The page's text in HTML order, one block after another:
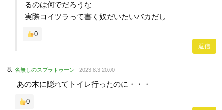
るのは何でだろうな
実際コイツラって書く奴だいたいバカだし
0
返信
名無しのスプラトゥーン 2023.8.3 20:00
あの木に隠れてトイレ行ったのに・・・
0